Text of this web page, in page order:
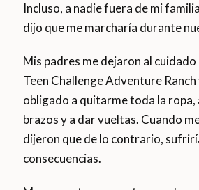
Incluso, a nadie fuera de mi
dijo que me marcharía durante
Mis padres me dejaron al
Teen Challenge Adventure
obligado a quitarme toda la ropa,
brazos y a dar vueltas. Cuando
dijeron que de lo contrario,
consecuencias.